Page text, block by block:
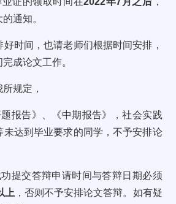
通知。
间，也请老师们根据时间安排，
成论文工作。
规定，
告》、《中期报告》，社会实践
未达到毕业要求的同学，不予安排论
交答辩申请时间与答辩日期必须
上 ，否则不予安排论文答辩。如有疑